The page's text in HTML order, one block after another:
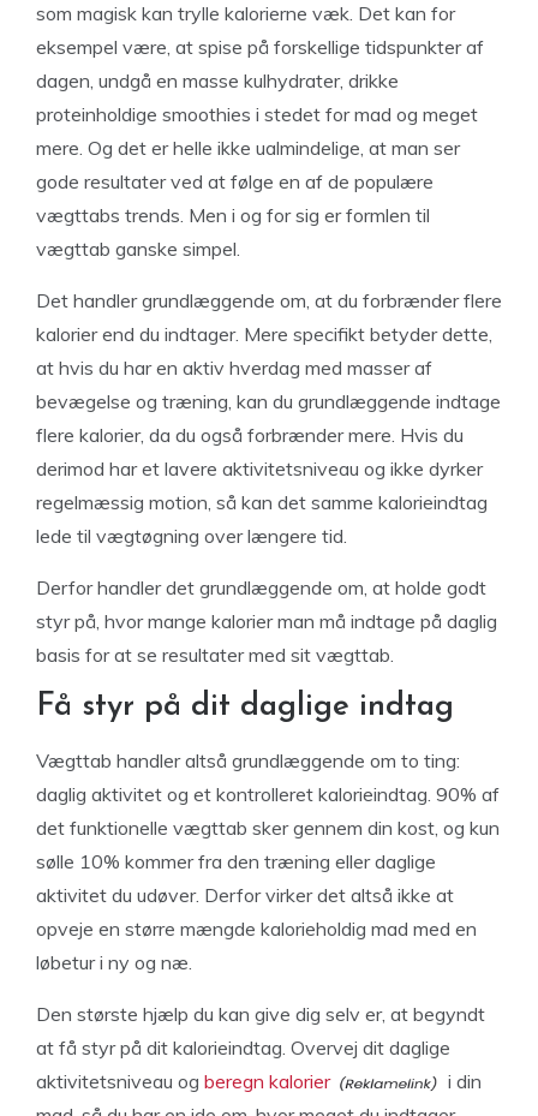
som magisk kan trylle kalorierne væk. Det kan for
eksempel være, at spise på forskellige tidspunkter af
dagen, undgå en masse kulhydrater, drikke
proteinholdige smoothies i stedet for mad og meget
mere. Og det er helle ikke ualmindelige, at man ser
gode resultater ved at følge en af de populære
vægttabs trends. Men i og for sig er formlen til
vægttab ganske simpel.
Det handler grundlæggende om, at du forbrænder flere
kalorier end du indtager. Mere specifikt betyder dette,
at hvis du har en aktiv hverdag med masser af
bevægelse og træning, kan du grundlæggende indtage
flere kalorier, da du også forbrænder mere. Hvis du
derimod har et lavere aktivitetsniveau og ikke dyrker
regelmæssig motion, så kan det samme kalorieindtag
lede til vægtøgning over længere tid.
Derfor handler det grundlæggende om, at holde godt
styr på, hvor mange kalorier man må indtage på daglig
basis for at se resultater med sit vægttab.
Få styr på dit daglige indtag
Vægttab handler altså grundlæggende om to ting:
daglig aktivitet og et kontrolleret kalorieindtag. 90% af
det funktionelle vægttab sker gennem din kost, og kun
sølle 10% kommer fra den træning eller daglige
aktivitet du udøver. Derfor virker det altså ikke at
opveje en større mængde kalorieholdig mad med en
løbetur i ny og næ.
Den største hjælp du kan give dig selv er, at begyndt
at få styr på dit kalorieindtag. Overvej dit daglige
aktivitetsniveau og beregn kalorier
i din